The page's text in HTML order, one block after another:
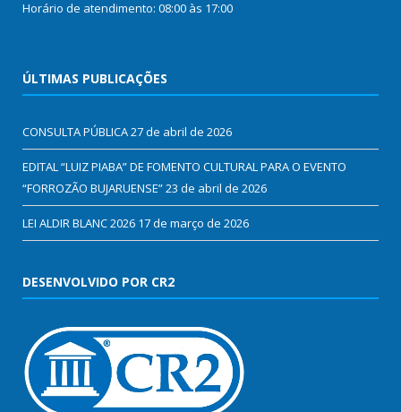
Horário de atendimento: 08:00 às 17:00
ÚLTIMAS PUBLICAÇÕES
CONSULTA PÚBLICA27 de abril de 2026
EDITAL “LUIZ PIABA” DE FOMENTO CULTURAL PARA O EVENTO
“FORROZÃO BUJARUENSE”23 de abril de 2026
LEI ALDIR BLANC 2026 17 de março de 2026
DESENVOLVIDO POR CR2